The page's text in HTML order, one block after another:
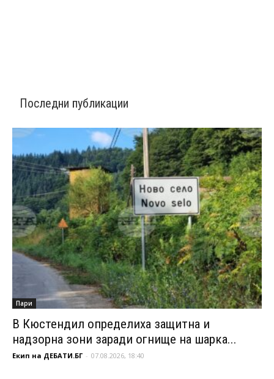
Последни публикации
Пари
В Кюстендил определиха защитна и
надзорна зони заради огнище на шарка...
Екип на ДЕБАТИ.БГ - 07.08.2026, 18:40